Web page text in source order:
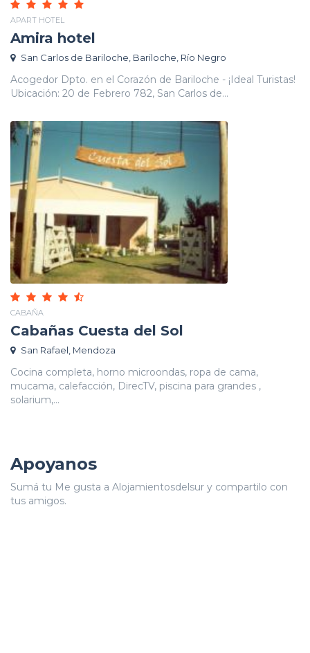
APART HOTEL
Amira hotel
San Carlos de Bariloche, Bariloche, Río Negro
Acogedor Dpto. en el Corazón de Bariloche - ¡Ideal Turistas!
Ubicación: 20 de Febrero 782, San Carlos de...
CABAÑA
Cabañas Cuesta del Sol
San Rafael, Mendoza
Cocina completa, horno microondas, ropa de cama,
mucama, calefacción, DirecTV, piscina para grandes ,
solarium,...
Apoyanos
Sumá tu Me gusta a Alojamientosdelsur y compartilo con
tus amigos.